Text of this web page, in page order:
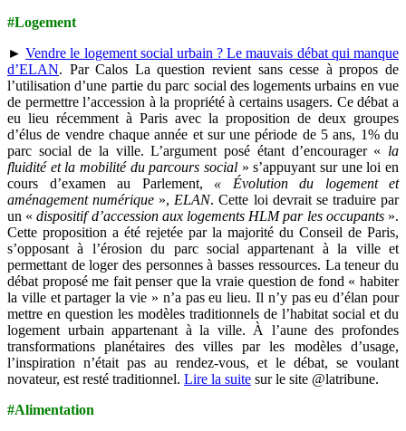
#Logement
►Vendre le logement social urbain ? Le mauvais débat qui manque
d’ELAN. Par Calos La question revient sans cesse à propos de
l’utilisation d’une partie du parc social des logements urbains en vue
de permettre l’accession à la propriété à certains usagers. Ce débat a
eu lieu récemment à Paris avec la proposition de deux groupes
d’élus de vendre chaque année et sur une période de 5 ans, 1% du
parc social de la ville. L’argument posé étant d’encourager « la
fluidité et la mobilité du parcours social » s’appuyant sur une loi en
cours d’examen au Parlement, « Évolution du logement et
aménagement numérique », ELAN. Cette loi devrait se traduire par
un «dispositif d’accession aux logements HLM par les occupants».
Cette proposition a été rejetée par la majorité du Conseil de Paris,
s’opposant à l’érosion du parc social appartenant à la ville et
permettant de loger des personnes à basses ressources. La teneur du
débat proposé me fait penser que la vraie question de fond « habiter
la ville et partager la vie » n’a pas eu lieu. Il n’y pas eu d’élan pour
mettre en question les modèles traditionnels de l’habitat social et du
logement urbain appartenant à la ville. À l’aune des profondes
transformations planétaires des villes par les modèles d’usage,
l’inspiration n’était pas au rendez-vous, et le débat, se voulant
novateur, est resté traditionnel. Lire la suite sur le site @latribune.
#Alimentation